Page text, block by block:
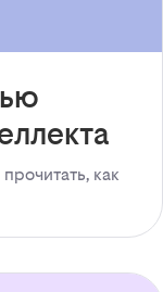
как